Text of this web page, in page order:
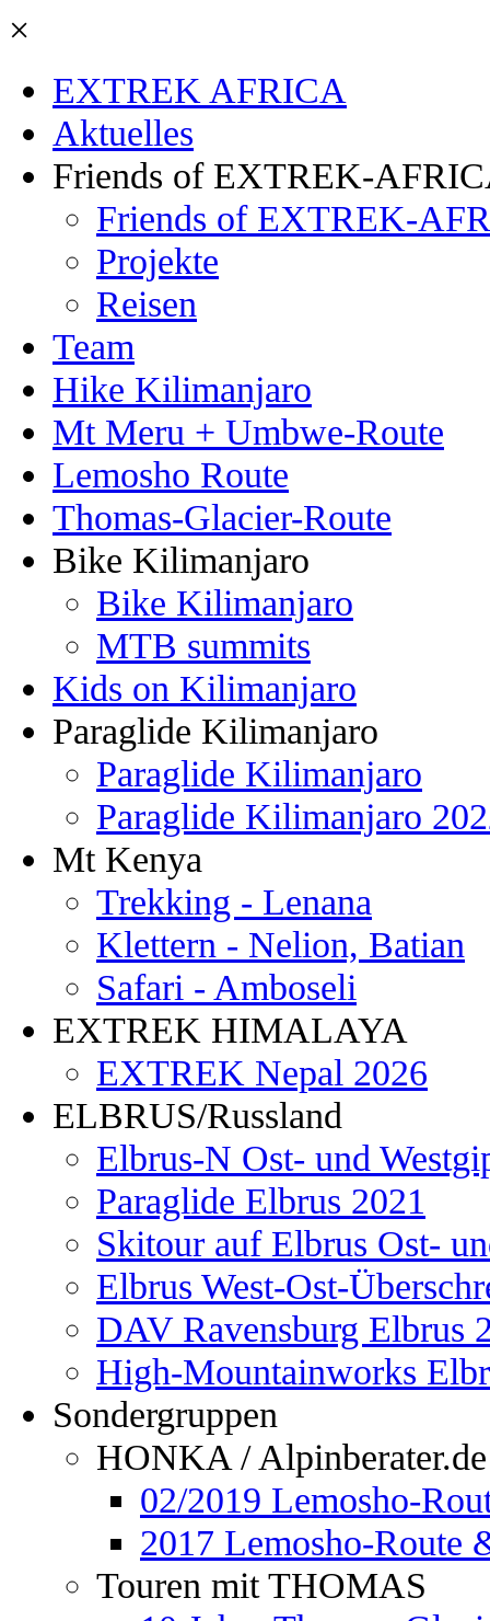
×
EXTREK AFRICA
Aktuelles
Friends of EXTREK-
Friends of EXTREK-
Projekte
Reisen
Team
Hike Kilimanjaro
Mt Meru + Umbwe-Route
Lemosho Route
Thomas-Glacier-Route
Bike Kilimanjaro
Bike Kilimanjaro
MTB summits
Kids on Kilimanjaro
Paraglide Kilimanjaro
Paraglide Kilimanjaro
Paraglide Kilimanjaro
Mt Kenya
Trekking - Lenana
Klettern - Nelion, Batian
Safari - Amboseli
EXTREK HIMALAYA
EXTREK Nepal 2026
ELBRUS/Russland
Elbrus-N Ost- und
Paraglide Elbrus 2021
Skitour auf Elbrus Ost-
Elbrus West-Ost-
DAV Ravensburg Elbrus
High-Mountainworks
Sondergruppen
HONKA / Alpinberater.de
02/2019 Lemosho-
2017 Lemosho-Route
Touren mit THOMAS